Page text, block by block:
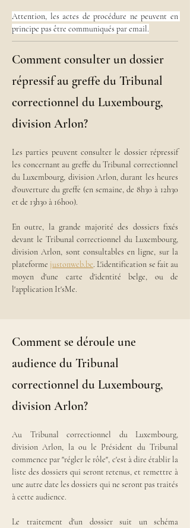
Attention, les actes de procédure ne peuvent en
principe pas être communiqués par email.
Comment consulter un dossier
répressif au greffe du Tribunal
correctionnel du Luxembourg,
division Arlon?
Les parties peuvent consulter le dossier répressif
les concernant au greffe du Tribunal correctionnel
du Luxembourg, division Arlon, durant les heures
d'ouverture du greffe (en semaine, de 8h30 à 12h30
et de 13h30 à 16h00).
En outre, la grande majorité des dossiers fixés
devant le Tribunal correctionnel du Luxembourg,
division Arlon, sont consultables en ligne, sur la
plateforme justonweb.be. L'identification se fait au
moyen d'une carte d'identité belge, ou de
l'application It'sMe.
Comment se déroule une
audience du Tribunal
correctionnel du Luxembourg,
division Arlon?
Au Tribunal correctionnel du Luxembourg,
division Arlon, la ou le Président du Tribunal
commence par "régler le rôle", c'est à dire établir la
liste des dossiers qui seront retenus, et remettre à
une autre date les dossiers qui ne seront pas traités
à cette audience.
Le traitement d'un dossier suit un schéma